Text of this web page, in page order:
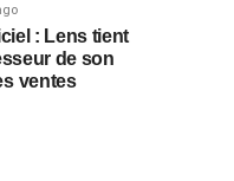
: Lens tient
de son
ventes